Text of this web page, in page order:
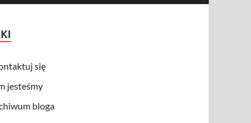
się
jesteśmy
bloga